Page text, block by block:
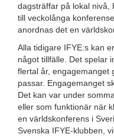
dagsträffar på lokal nivå,
till veckolånga
anordnas det en
Alla tidigare IFYE:s kan
något tillfälle. Det spelar
flertal år, engagemanget
passar. Engagemanget
Det kan var under
eller som funktionär när
en världskonferens i
Svenska IFYE-klubben,